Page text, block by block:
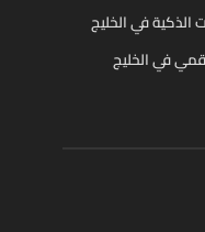
في الخليج